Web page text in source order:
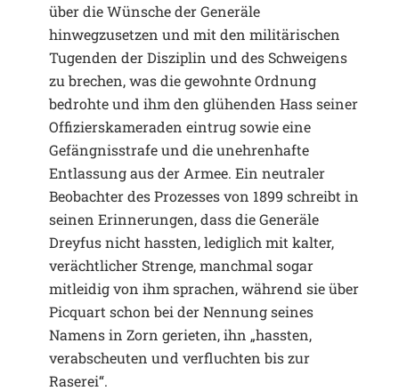
über die Wünsche der Generäle
hinwegzusetzen und mit den militärischen
Tugenden der Disziplin und des Schweigens
zu brechen, was die gewohnte Ordnung
bedrohte und ihm den glühenden Hass seiner
Offizierskameraden eintrug sowie eine
Gefängnisstrafe und die unehrenhafte
Entlassung aus der Armee. Ein neutraler
Beobachter des Prozesses von 1899 schreibt in
seinen Erinnerungen, dass die Generäle
Dreyfus nicht hassten, lediglich mit kalter,
verächtlicher Strenge, manchmal sogar
mitleidig von ihm sprachen, während sie über
Picquart schon bei der Nennung seines
Namens in Zorn gerieten, ihn „hassten,
verabscheuten und verfluchten bis zur
Raserei“.